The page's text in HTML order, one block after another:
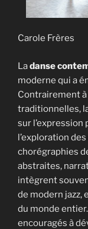
Carole Frères
Ladanse
moderne qui a
Contrairement à
traditionnelles,
sur
l’exploration
chorégraphies
abstraites,
intègrent
de modern jazz,
du monde
encouragés à